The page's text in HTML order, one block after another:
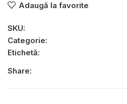
Adaugă la favorite
SKU:
Categorie:
Etichetă:
Share: